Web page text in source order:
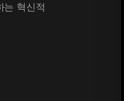
는 혁신적